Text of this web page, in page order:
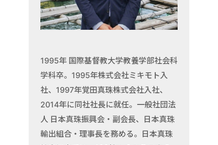
1995年 国際基督教大学教養学部社会科
学科卒。1995年株式会社ミキモト入
社、1997年覚田真珠株式会社入社、
2014年に同社社長に就任。一般社団法
人 日本真珠振興会・副会長、日本真珠
輸出組合・理事長を務める。日本真珠